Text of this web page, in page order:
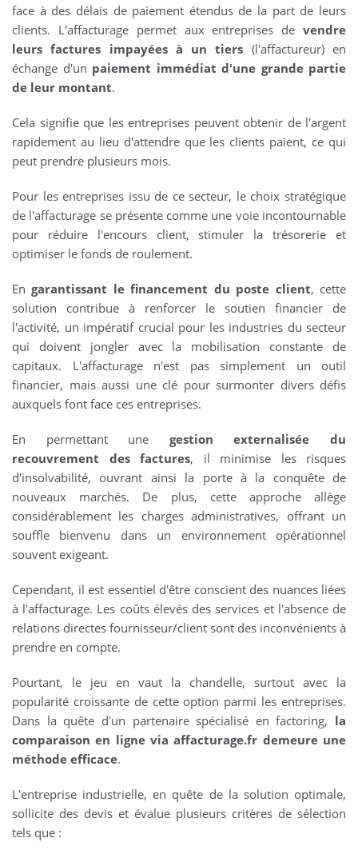
face à des délais de paiement étendus de la part de leurs
clients. L'affacturage permet aux entreprises de vendre
leurs factures impayées à un tiers (l'affactureur) en
échange d'un paiement immédiat d'une grande partie
de leur montant.
Cela signifie que les entreprises peuvent obtenir de l'argent
rapidement au lieu d'attendre que les clients paient, ce qui
peut prendre plusieurs mois.
Pour les entreprises issu de ce secteur, le choix stratégique
de l'affacturage se présente comme une voie incontournable
pour réduire l'encours client, stimuler la trésorerie et
optimiser le fonds de roulement.
Engarantissant le financement du poste client, cette
solution contribue à renforcer le soutien financier de
l'activité, un impératif crucial pour les industries du secteur
qui doivent jongler avec la mobilisation constante de
capitaux. L'affacturage n'est pas simplement un outil
financier, mais aussi une clé pour surmonter divers défis
auxquels font face ces entreprises.
En permettant une gestion externalisée du
recouvrement des factures, il minimise les risques
d'insolvabilité, ouvrant ainsi la porte à la conquête de
nouveaux marchés. De plus, cette approche allège
considérablement les charges administratives, offrant un
souffle bienvenu dans un environnement opérationnel
souvent exigeant.
Cependant, il est essentiel d'être conscient des nuances liées
à l'affacturage. Les coûts élevés des services et l'absence de
relations directes fournisseur/client sont des inconvénients à
prendre en compte.
Pourtant, le jeu en vaut la chandelle, surtout avec la
popularité croissante de cette option parmi les entreprises.
Dans la quête d'un partenaire spécialisé en factoring, la
comparaison en ligne via affacturage.fr demeure une
méthode efficace.
L'entreprise industrielle, en quête de la solution optimale,
sollicite des devis et évalue plusieurs critères de sélection
tels que :